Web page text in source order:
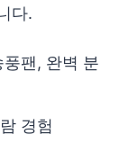
다.
팬, 완벽 분
경험